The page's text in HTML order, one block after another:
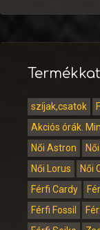
szíjak,csatok
Akciós órák.
Női Astron
Női Lorus
Női
Férfi Cardy
Férfi Fossil